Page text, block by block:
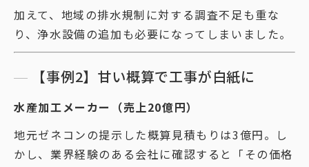
加えて、地域の排水規制に対する調査不足も重な
り、浄水設備の追加も必要になってしまいました。
【事例2】甘い概算で工事が白紙に
水産加工メーカー（売上20億円）
地元ゼネコンの提示した概算見積もりは3億円。し
かし、業界経験のある会社に確認すると「その価格